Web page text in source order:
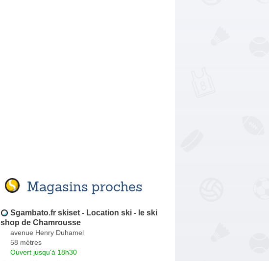
Magasins proches
Sgambato.fr skiset - Location ski - le ski
shop de Chamrousse
avenue Henry Duhamel
58 mètres
Ouvert jusqu'à 18h30